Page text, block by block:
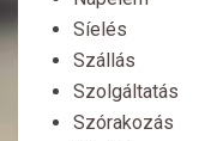
Síelés
Szállás
Szolgáltatás
Szórakozás